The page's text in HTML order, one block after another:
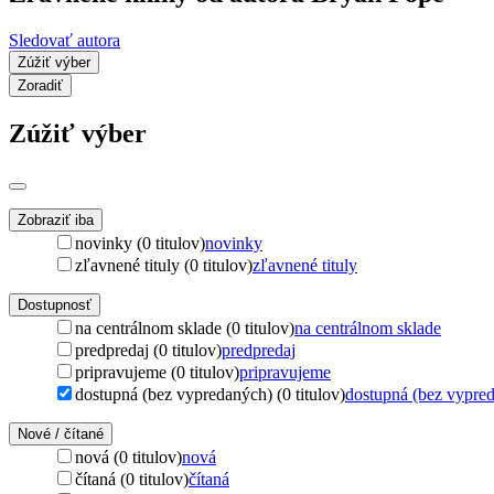
Sledovať autora
Zúžiť výber
Zoradiť
Zúžiť výber
Zobraziť iba
novinky (0 titulov)novinky
zľavnené tituly (0 titulov)zľavnené tituly
Dostupnosť
na centrálnom sklade (0 titulov)na centrálnom sklade
predpredaj (0 titulov)predpredaj
pripravujeme (0 titulov)pripravujeme
dostupná (bez vypredaných) (0 titulov)dostupná (bez
Nové / čítané
nová (0 titulov)nová
čítaná (0 titulov)čítaná